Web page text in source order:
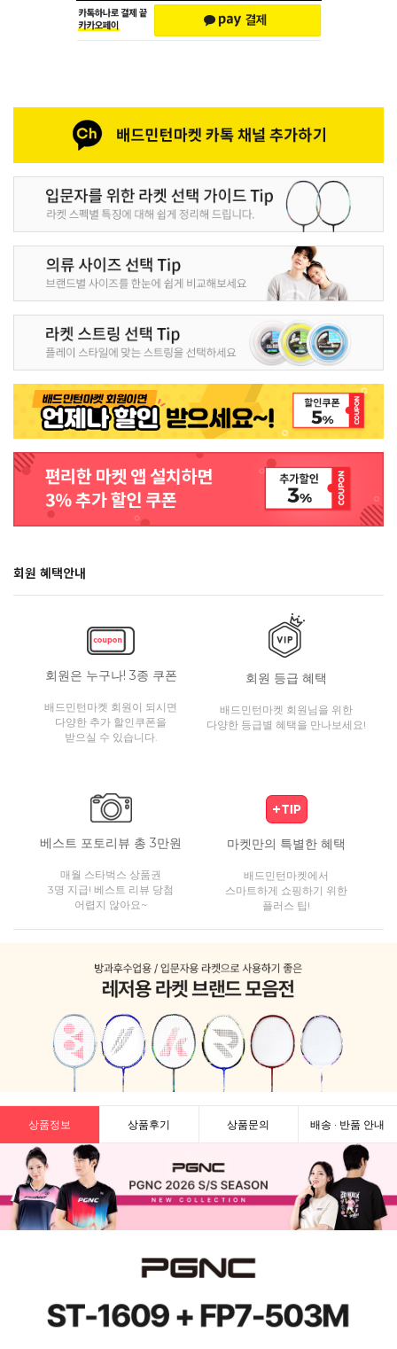
회원 혜택안내
회원은 누구나! 3종 쿠폰
배드민턴마켓 회원이 되시면
다양한 추가 할인쿠폰을
받으실 수 있습니다.
회원 등급 혜택
배드민턴마켓 회원님을 위한
다양한 등급별 혜택을 만나보세요!
베스트 포토리뷰 총 3만원
매월 스타벅스 상품권
3명 지급! 베스트 리뷰 당첨
어렵지 않아요~
마켓만의 특별한 혜택
배드민턴마켓에서
스마트하게 쇼핑하기 위한
플러스 팁!
상품정보 상품후기 상품문의 배송 · 반품 안내